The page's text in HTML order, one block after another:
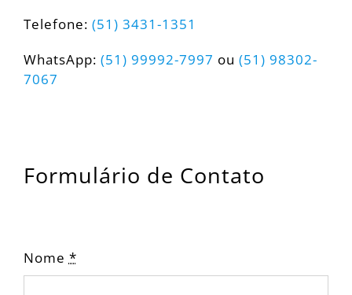
Telefone: (51) 3431-1351
WhatsApp: (51) 99992-7997 ou (51) 98302-
7067
Formulário de Contato
Nome *